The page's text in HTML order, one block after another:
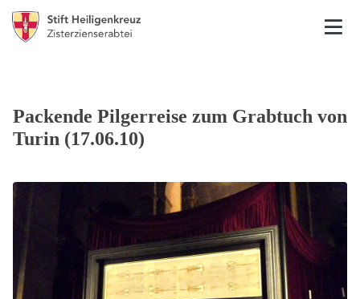
Packende Pilgerreise zum Grabtuch von
Turin (17.06.10)